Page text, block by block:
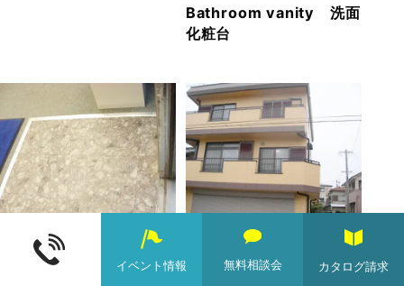
Bathroom vanity 洗面
化粧台
リフォーム 学習塾 リフォーム
イベント情報 無料相談会 カタログ請求